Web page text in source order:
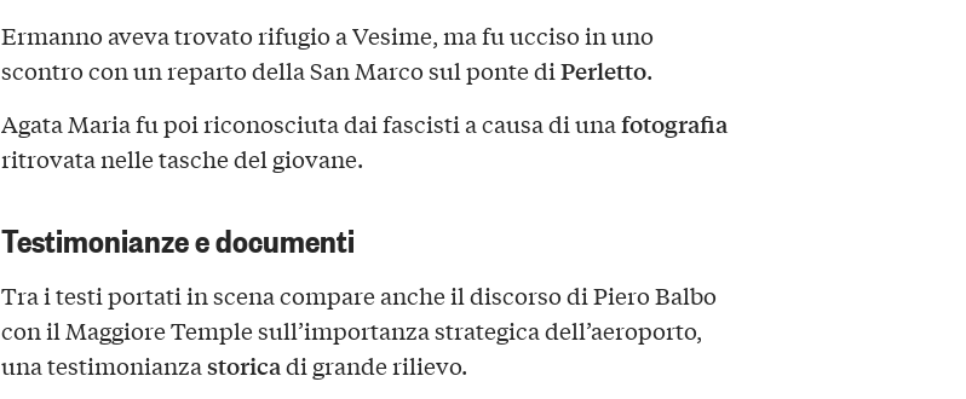
Ermanno aveva trovato rifugio a Vesime, ma fu ucciso in uno
scontro con un reparto della San Marco sul ponte diPerletto.
Agata Maria fu poi riconosciuta dai fascisti a causa di unafotografia
ritrovata nelle tasche del giovane.
Testimonianze e documenti
Tra i testi portati in scena compare anche il discorso di Piero Balbo
con il Maggiore Temple sull’importanza strategica dell’aeroporto,
una testimonianzastoricadi grande rilievo.